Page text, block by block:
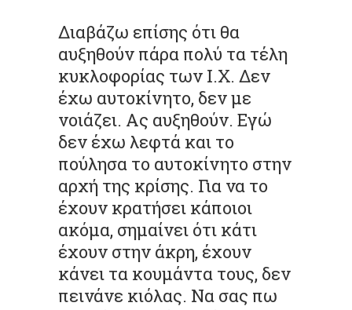
Διαβάζω επίσης ότι θα
αυξηθούν πάρα πολύ τα τέλη
κυκλοφορίας των Ι.Χ. Δεν
έχω αυτοκίνητο, δεν με
νοιάζει. Ας αυξηθούν. Εγώ
δεν έχω λεφτά και το
πούλησα το αυτοκίνητο στην
αρχή της κρίσης. Για να το
έχουν κρατήσει κάποιοι
ακόμα, σημαίνει ότι κάτι
έχουν στην άκρη, έχουν
κάνει τα κουμάντα τους, δεν
πεινάνε κιόλας. Να σας πω